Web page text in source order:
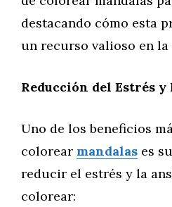
destacando cómo esta
un recurso valioso en
Reducción del Estrés y
Uno de los beneficios
colorear mandalas es
reducir el estrés y la
colorear: